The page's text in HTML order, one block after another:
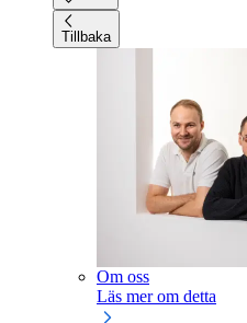
Tillbaka
Om oss
Läs mer om detta